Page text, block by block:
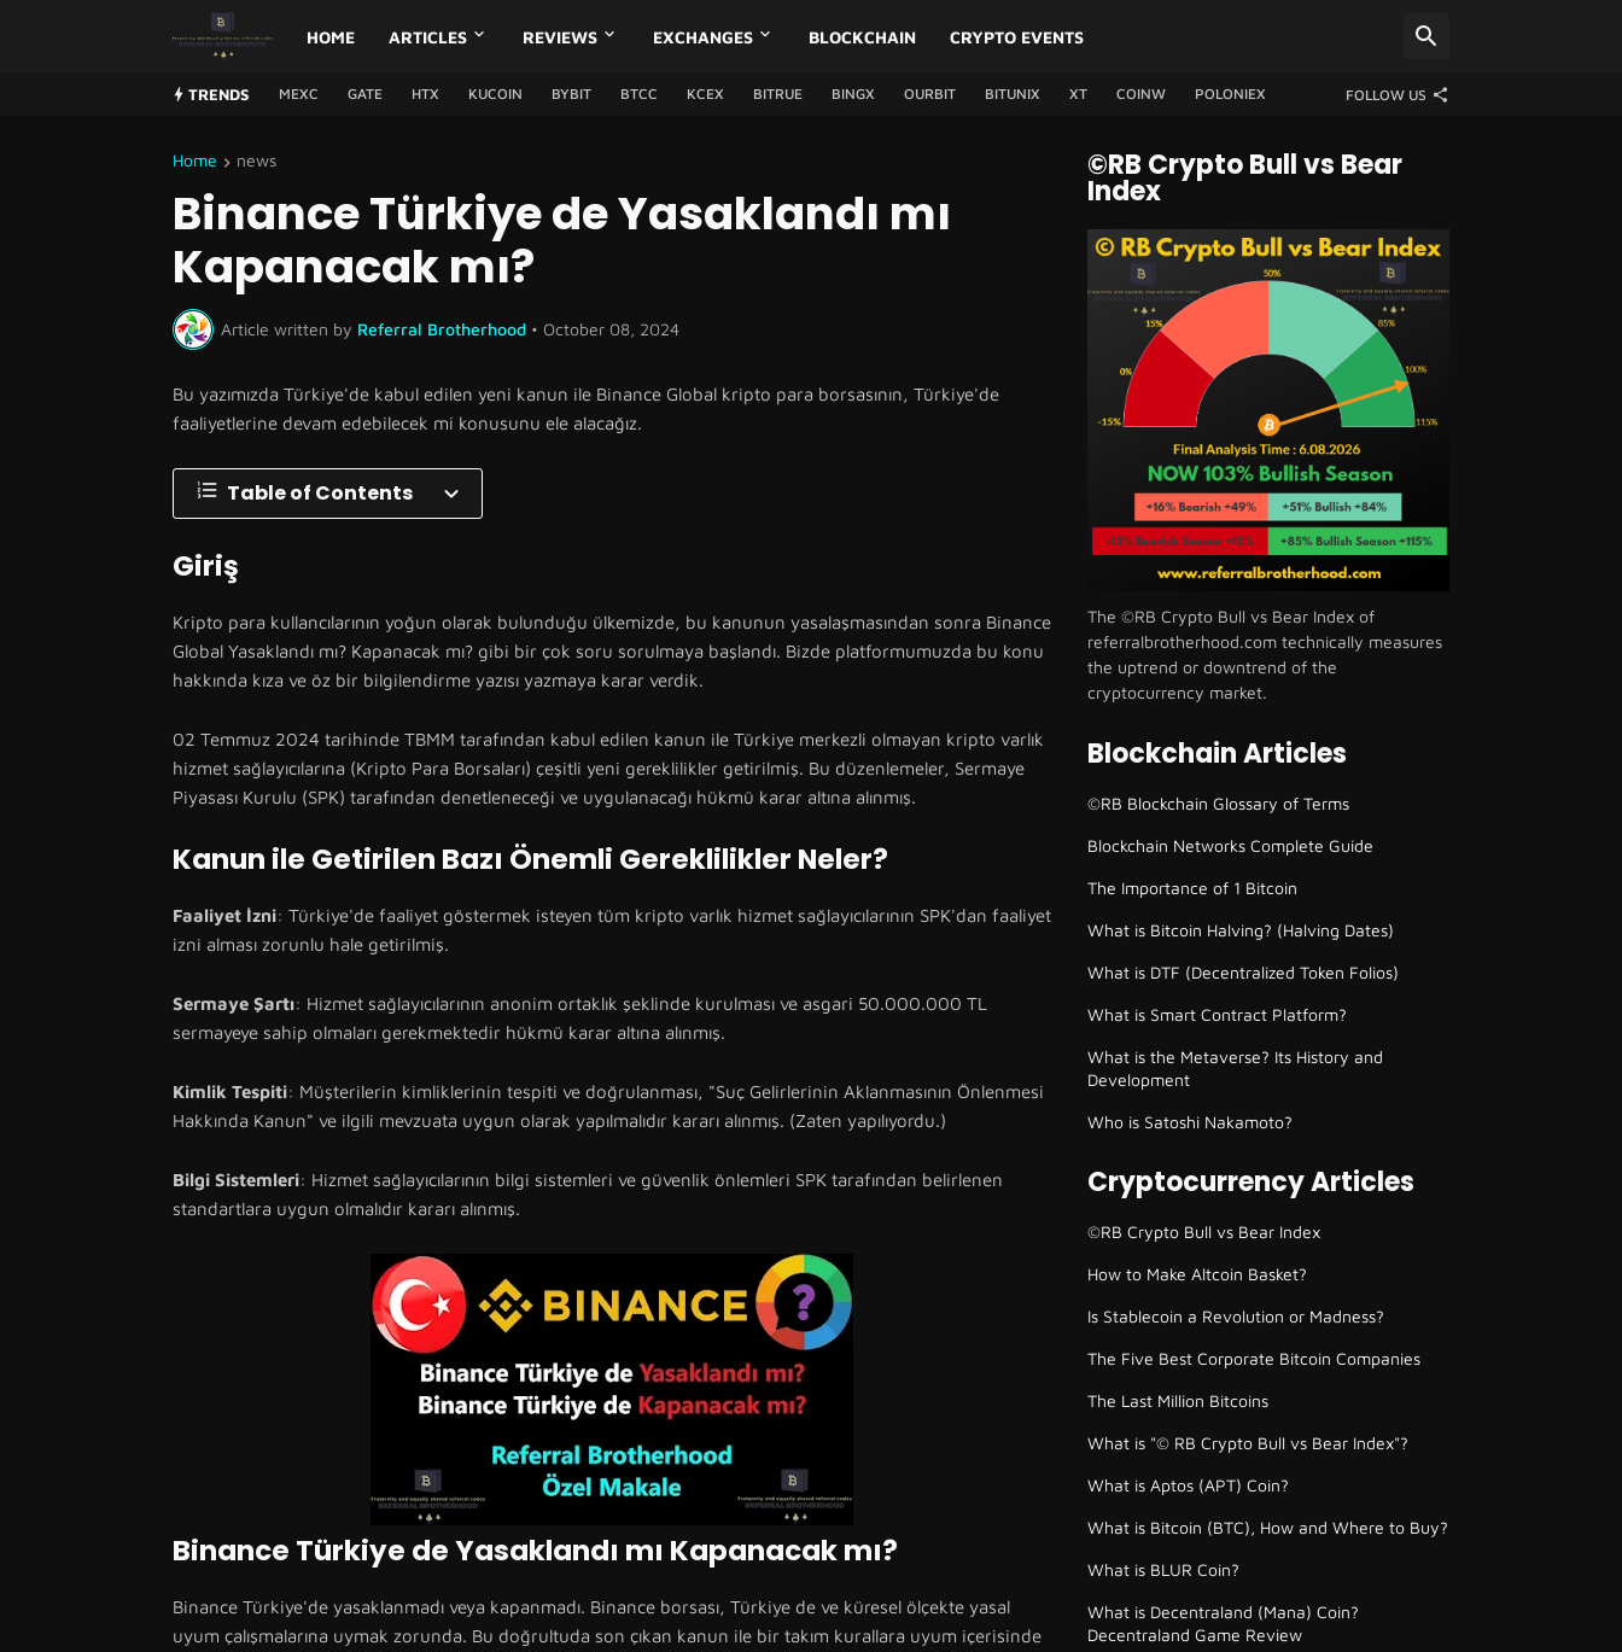
HOME ARTICLES REVIEWS EXCHANGES BLOCKCHAIN CRYPTO EVENTS
TRENDS MEXC GATE HTX KUCOIN BYBIT BTCC KCEX BITRUE BINGX OURBIT BITUNIX XT COINW POLONIEX FOLLOW US
Home news
Binance Türkiye de Yasaklandı mı
Kapanacak mı?
Article written by Referral Brotherhood • October 08, 2024
Bu yazımızda Türkiye'de kabul edilen yeni kanun ile Binance Global kripto para borsasının, Türkiye'de
faaliyetlerine devam edebilecek mi konusunu ele alacağız.
Table of Contents
Giriş
Kripto para kullancılarının yoğun olarak bulunduğu ülkemizde, bu kanunun yasalaşmasından sonra Binance
Global Yasaklandı mı? Kapanacak mı? gibi bir çok soru sorulmaya başlandı. Bizde platformumuzda bu konu
hakkında kıza ve öz bir bilgilendirme yazısı yazmaya karar verdik.
02 Temmuz 2024 tarihinde TBMM tarafından kabul edilen kanun ile Türkiye merkezli olmayan kripto varlık
hizmet sağlayıcılarına (Kripto Para Borsaları) çeşitli yeni gereklilikler getirilmiş. Bu düzenlemeler, Sermaye
Piyasası Kurulu (SPK) tarafından denetleneceği ve uygulanacağı hükmü karar altına alınmış.
Kanun ile Getirilen Bazı Önemli Gereklilikler Neler?
Faaliyet İzni: Türkiye'de faaliyet göstermek isteyen tüm kripto varlık hizmet sağlayıcılarının SPK'dan faaliyet
izni alması zorunlu hale getirilmiş.
Sermaye Şartı: Hizmet sağlayıcılarının anonim ortaklık şeklinde kurulması ve asgari 50.000.000 TL
sermayeye sahip olmaları gerekmektedir hükmü karar altına alınmış.
Kimlik Tespiti: Müşterilerin kimliklerinin tespiti ve doğrulanması, "Suç Gelirlerinin Aklanmasının Önlenmesi
Hakkında Kanun" ve ilgili mevzuata uygun olarak yapılmalıdır kararı alınmış. (Zaten yapılıyordu.)
Bilgi Sistemleri: Hizmet sağlayıcılarının bilgi sistemleri ve güvenlik önlemleri SPK tarafından belirlenen
standartlara uygun olmalıdır kararı alınmış.
Binance Türkiye de Yasaklandı mı Kapanacak mı?
Binance Türkiye'de yasaklanmadı veya kapanmadı. Binance borsası, Türkiye de ve küresel ölçekte yasal
uyum çalışmalarına uymak zorunda. Bu doğrultuda son çıkan kanun ile bir takım kurallara uyum içerisinde
©RB Crypto Bull vs Bear
Index
The ©RB Crypto Bull vs Bear Index of
referralbrotherhood.com technically measures
the uptrend or downtrend of the
cryptocurrency market.
Blockchain Articles
©RB Blockchain Glossary of Terms
Blockchain Networks Complete Guide
The Importance of 1 Bitcoin
What is Bitcoin Halving? (Halving Dates)
What is DTF (Decentralized Token Folios)
What is Smart Contract Platform?
What is the Metaverse? Its History and
Development
Who is Satoshi Nakamoto?
Cryptocurrency Articles
©RB Crypto Bull vs Bear Index
How to Make Altcoin Basket?
Is Stablecoin a Revolution or Madness?
The Five Best Corporate Bitcoin Companies
The Last Million Bitcoins
What is "© RB Crypto Bull vs Bear Index"?
What is Aptos (APT) Coin?
What is Bitcoin (BTC), How and Where to Buy?
What is BLUR Coin?
What is Decentraland (Mana) Coin?
Decentraland Game Review